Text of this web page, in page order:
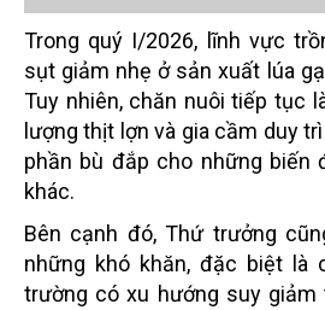
Trong quý I/2026, lĩnh vực
sụt giảm nhẹ ở sản xuất lúa
Tuy nhiên, chăn nuôi tiếp tục
lượng thịt lợn và gia cầm duy
phần bù đắp cho những biến
khác.
Bên cạnh đó, Thứ trưởng
những khó khăn, đặc biệt là
trường có xu hướng suy giảm